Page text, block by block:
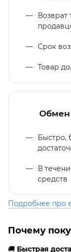
Возврат
Срок
Товар
Обмен
Быстро,
В
средств
Подробнее про
Почему
🚚 Быстрая